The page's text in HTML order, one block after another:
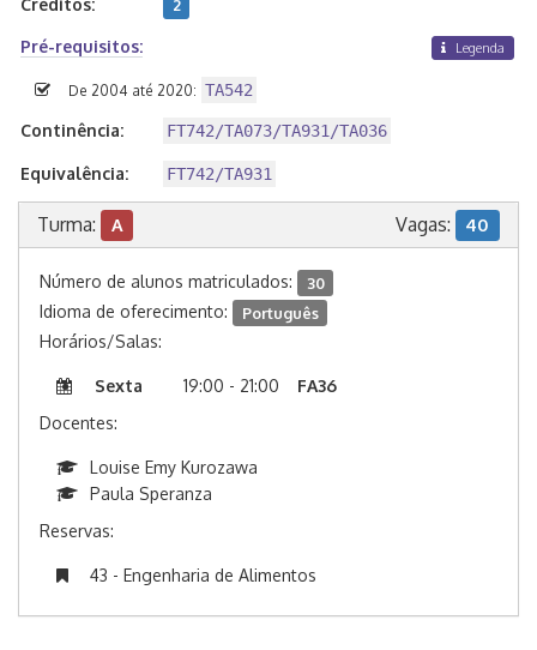
Créditos: 2
Pré-requisitos: Legenda
De 2004 até 2020: TA542
Continência: FT742/TA073/TA931/TA036
Equivalência: FT742/TA931
Turma: A Vagas: 40
Número de alunos matriculados: 30
Idioma de oferecimento: Português
Horários/Salas:
Sexta 19:00 - 21:00
FA36
Docentes:
Louise Emy Kurozawa
Paula Speranza
Reservas:
43 - Engenharia de Alimentos